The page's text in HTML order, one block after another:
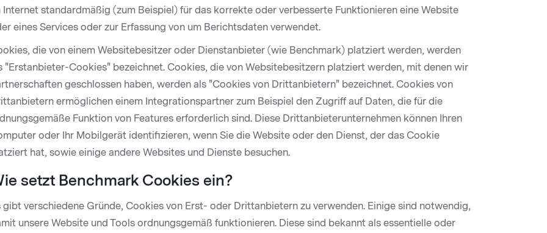
Internet standardmäßig (zum Beispiel) für das korrekte oder verbesserte Funktionieren eine Website
eines Services oder zur Erfassung von um Berichtsdaten verwendet.
die von einem Websitebesitzer oder Dienstanbieter (wie Benchmark) platziert werden, werden
"Erstanbieter-Cookies" bezeichnet. Cookies, die von Websitebesitzern platziert werden, mit denen wir
geschlossen haben, werden als "Cookies von Drittanbietern" bezeichnet. Cookies von
ermöglichen einem Integrationspartner zum Beispiel den Zugriff auf Daten, die für die
Funktion von Features erforderlich sind. Diese Drittanbieterunternehmen können Ihren
oder Ihr Mobilgerät identifizieren, wenn Sie die Website oder den Dienst, der das Cookie
hat, sowie einige andere Websites und Dienste besuchen.
setzt Benchmark Cookies ein?
gibt verschiedene Gründe, Cookies von Erst- oder Drittanbietern zu verwenden. Einige sind notwendig,
unsere Website und Tools ordnungsgemäß funktionieren. Diese sind bekannt als essentielle oder